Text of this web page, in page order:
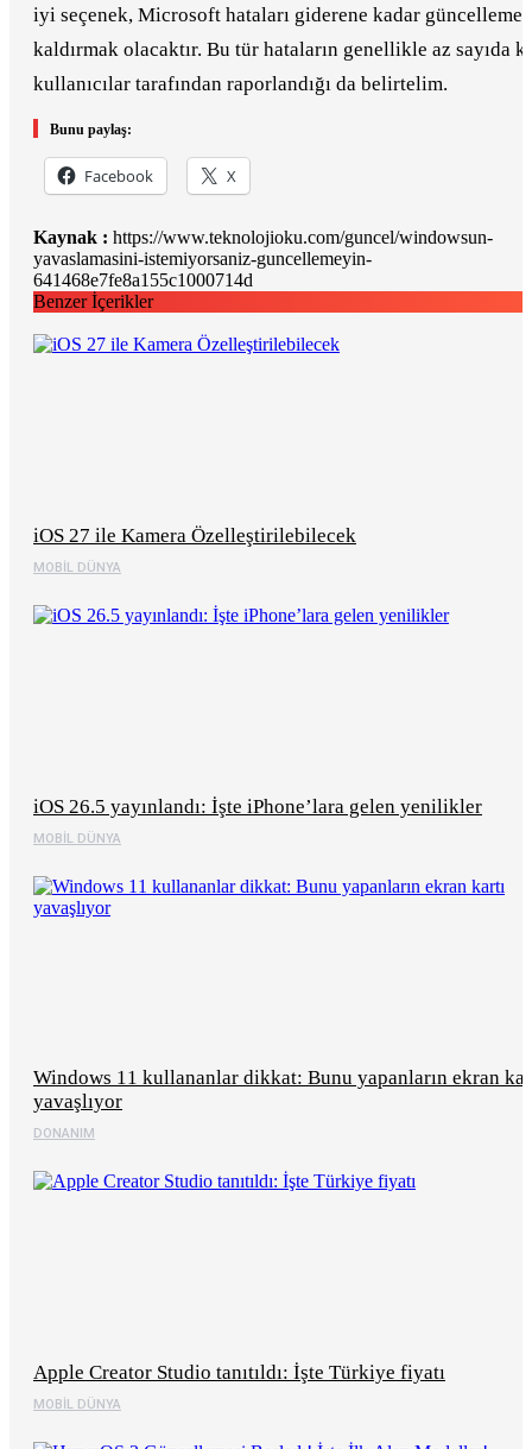
iyi seçenek, Microsoft hataları giderene kadar
kaldırmak olacaktır. Bu tür hataların genellikle az sayıda ki
kullanıcılar tarafından raporlandığı da belirtelim.
Bunu paylaş:
Facebook X
Kaynak : https://www.teknolojioku.com/guncel/windowsun-
yavaslamasini-istemiyorsaniz-guncellemeyin-
641468e7fe8a155c1000714d
Benzer İçerikler
MOBIL DÜNYA
iOS 27 ile Kamera Özelleştirilebilecek
MOBIL DÜNYA
iOS 26.5 yayınlandı: İşte iPhone’lara gelen yenilikler
DONANIM
Windows 11 kullananlar dikkat: Bunu yapanların ekran
yavaşlıyor
MOBIL DÜNYA
Apple Creator Studio tanıtıldı: İşte Türkiye fiyatı